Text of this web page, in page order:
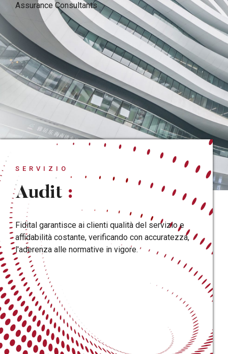
Assurance Consultants
SERVIZIO
Audit :
Fidital garantisce ai clienti qualità del servizio e
affidabilità costante, verificando con accuratezza,
l'aderenza alle normative in vigore.